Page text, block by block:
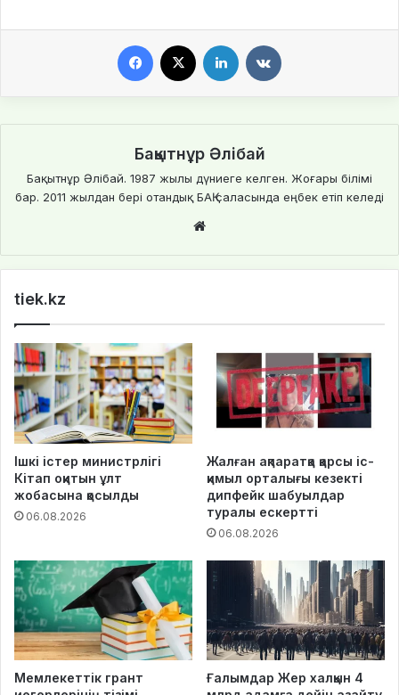
Бақытнұр Әлібай
Бақытнұр Әлібай. 1987 жылы дүниеге келген. Жоғары білімі
бар. 2011 жылдан бері отандық БАҚ саласында еңбек етіп келеді
te
tiek.kz
Ішкі істер министрлігі
Кітап оқитын ұлт
жобасына қосылды
06.08.2026
Жалған ақпаратқа қарсы іс-
қимыл орталығы кезекті
дипфейк шабуылдар
туралы ескертті
06.08.2026
Мемлекеттік грант
Ғалымдар Жер халқын 4